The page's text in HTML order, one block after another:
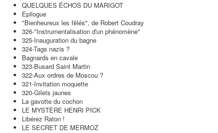
QUELQUES ÉCHOS DU MARIGOT
Epilogue
"Bienheureux les fêlés", de Robert Coudray
326-"Instrumentalisation d'un phénomène"
325-Inauguration du bagne
324-Tags nazis ?
Bagnards en cavale
323-Busard Saint Martin
322-Aux ordres de Moscou ?
321-Invitation moquette
320-Gilets jaunes
La gavotte du cochon
LE MYSTÈRE HENRI PICK
Libérez Raton !
LE SECRET DE MERMOZ